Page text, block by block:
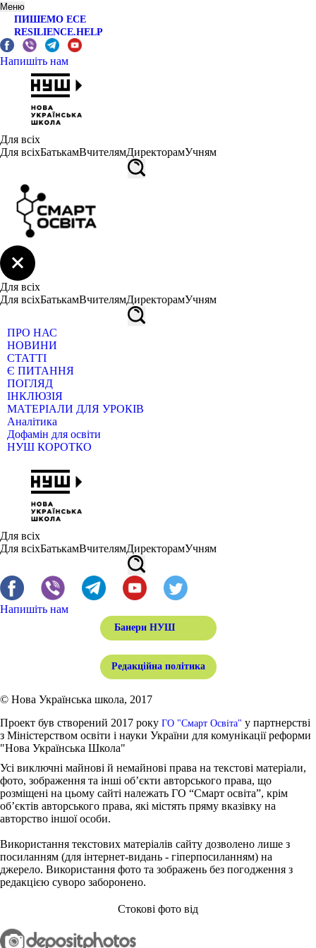
Меню
ПИШЕМО ЕСЕ
RESILIENCE.HELP
Напишіть нам
Для всіх
Для всіхБатькамВчителямДиректорамУчням
Для всіх
Для всіхБатькамВчителямДиректорамУчням
ПРО НАС
НОВИНИ
СТАТТІ
Є ПИТАННЯ
ПОГЛЯД
ІНКЛЮЗІЯ
МАТЕРІАЛИ ДЛЯ УРОКІВ
Аналітика
Дофамін для освіти
НУШ КОРОТКО
Для всіх
Для всіхБатькамВчителямДиректорамУчням
Напишіть нам
Банери НУШ
Редакційна політика
© Нова Українська школа, 2017
Проект був створений 2017 року ГО "Смарт Освіта" у партнерстві
з Міністерством освіти і науки України для комунікації реформи
"Нова Українська Школа"
Усі виключні майнові й немайнові права на текстові матеріали,
фото, зображення та інші об’єкти авторського права, що
розміщені на цьому сайті належать ГО “Смарт освіта”, крім
об’єктів авторського права, які містять пряму вказівку на
авторство іншої особи.
Використання текстових матеріалів сайту дозволено лише з
посиланням (для інтернет-видань - гіперпосиланням) на
джерело. Використання фото та зображень без погодження з
редакцією суворо заборонено.
Стокові фото від